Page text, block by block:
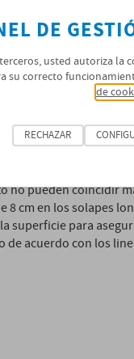
de materiales sueltos.
colocará
mayor retracción) a
que es importante
hasta la apertura
no pueden coincidir
8 cm en los solapes
superficie para
de acuerdo con los
DE
usted autoriza la
su correcto
de
RECHAZAR